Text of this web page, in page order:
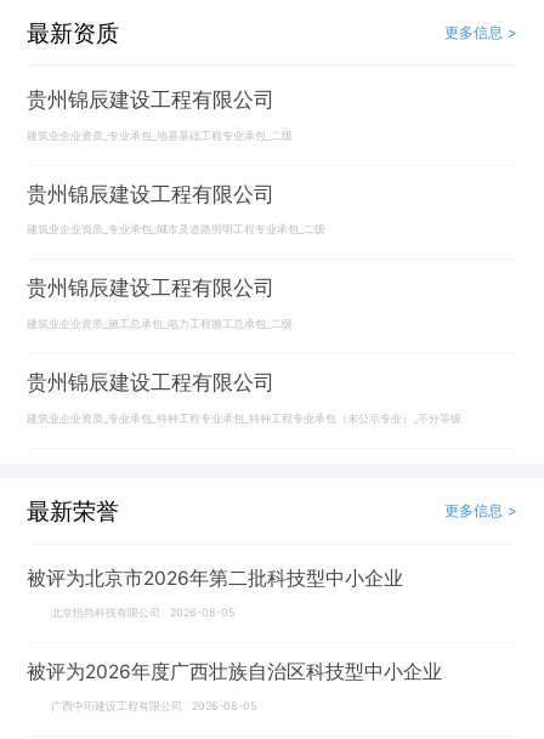
最新资质 更多信息 >
贵州锦辰建设工程有限公司
建筑业企业资质_专业承包_地基基础工程专业承包_二级
贵州锦辰建设工程有限公司
建筑业企业资质_专业承包_城市及道路照明工程专业承包_二级
贵州锦辰建设工程有限公司
建筑业企业资质_施工总承包_电力工程施工总承包_二级
贵州锦辰建设工程有限公司
建筑业企业资质_专业承包_特种工程专业承包_特种工程专业承包（未公示专业）_不分等级
最新荣誉 更多信息 >
被评为北京市2026年第二批科技型中小企业
北京恒尚科技有限公司 2026-08-05
被评为2026年度广西壮族自治区科技型中小企业
广西中珩建设工程有限公司 2026-08-05